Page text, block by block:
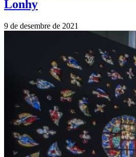
Lonhy
9 de desembre de 2021